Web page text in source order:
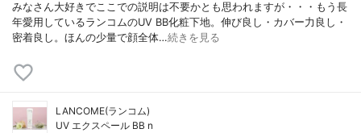
みなさん大好きでここでの説明は不要かとも思われますが・・・もう長
年愛用しているランコムのUV BB化粧下地。伸び良し・カバー力良し・
密着良し。ほんの少量で顔全体…続きを見る
LANCOME(ランコム)
UV エクスペール BB n